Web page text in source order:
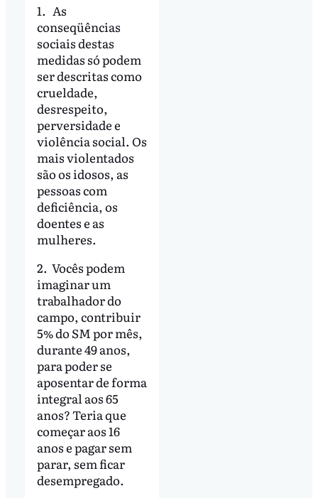
1. As
conseqüências
sociais destas
medidas só podem
ser descritas como
crueldade,
desrespeito,
perversidade e
violência social. Os
mais violentados
são os idosos, as
pessoas com
deficiência, os
doentes e as
mulheres.
2. Vocês podem
imaginar um
trabalhador do
campo, contribuir
5% do SM por mês,
durante 49 anos,
para poder se
aposentar de forma
integral aos 65
anos? Teria que
começar aos 16
anos e pagar sem
parar, sem ficar
desempregado.